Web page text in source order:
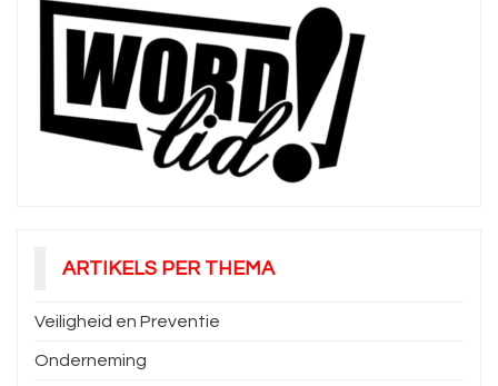
ARTIKELS PER THEMA
Veiligheid en Preventie
Onderneming